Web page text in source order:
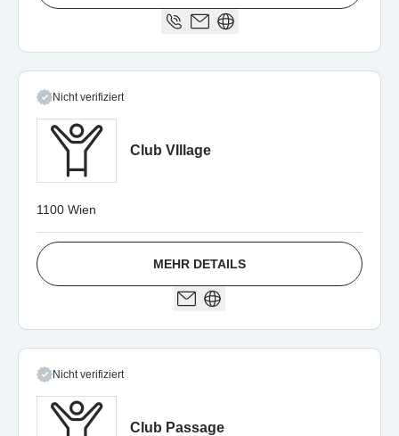
Nicht verifiziert
Club VIllage
1100 Wien
MEHR DETAILS
Nicht verifiziert
Club Passage